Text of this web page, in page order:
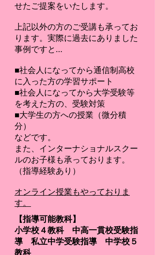
せたご提案をいたします。
上記以外の方のご受講も承ってお
ります。実際に過去にありました
事例ですと…
■社会人になってから通信制高校
に入った方の学習サポート
■社会人になってから大学受験等
を考えた方の、受験対策
■大学生の方への授業（微分積
分）
などです。
また、インターナショナルスクー
ルのお子様も承っております。
（指導経験あり）
​オンライン授業もやっておりま
す。
【指導可能教科】
小学校４教科 中高一貫校受験指
導 私立中学受験指導 中学校５
教科